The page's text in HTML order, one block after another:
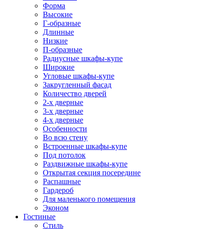
Форма
Высокие
Г-образные
Длинные
Низкие
П-образные
Радиусные шкафы-купе
Широкие
Угловые шкафы-купе
Закругленный фасад
Количество дверей
2-х дверные
3-х дверные
4-х дверные
Особенности
Во всю стену
Встроенные шкафы-купе
Под потолок
Раздвижные шкафы-купе
Открытая секция посередине
Распашные
Гардероб
Для маленького помещения
Эконом
Гостиные
Стиль